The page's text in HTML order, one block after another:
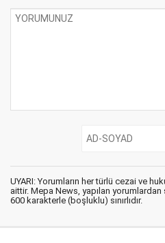
UYARI: Yorumların her türlü cezai ve
aittir. Mepa News, yapılan
600 karakterle (boşluklu) sınırlıdır.